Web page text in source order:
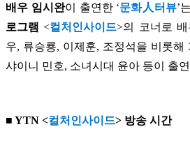
배우 임시완이 출연한 ‘문화人터뷰’는
로그램 <컬처인사이드>의 코너로
우, 류승룡, 이제훈, 조정석을 비롯해
샤이니 민호, 소녀시대 윤아 등이 출
■ YTN <컬처인사이드> 방송 시간